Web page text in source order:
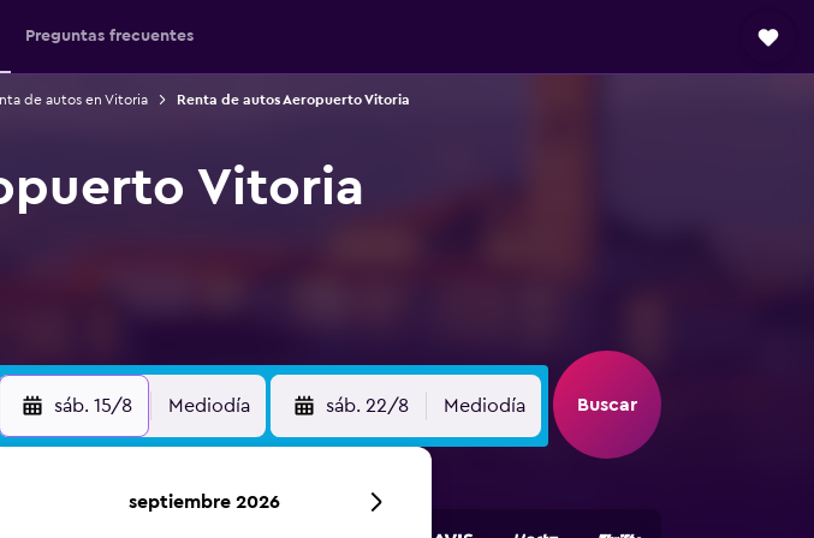
Preguntas frecuentes
de autos en Vitoria Renta de autos Aeropuerto Vitoria
Vitoria
sáb. 15/8 Mediodía sáb. 22/8 Mediodía Buscar
septiembre 2026